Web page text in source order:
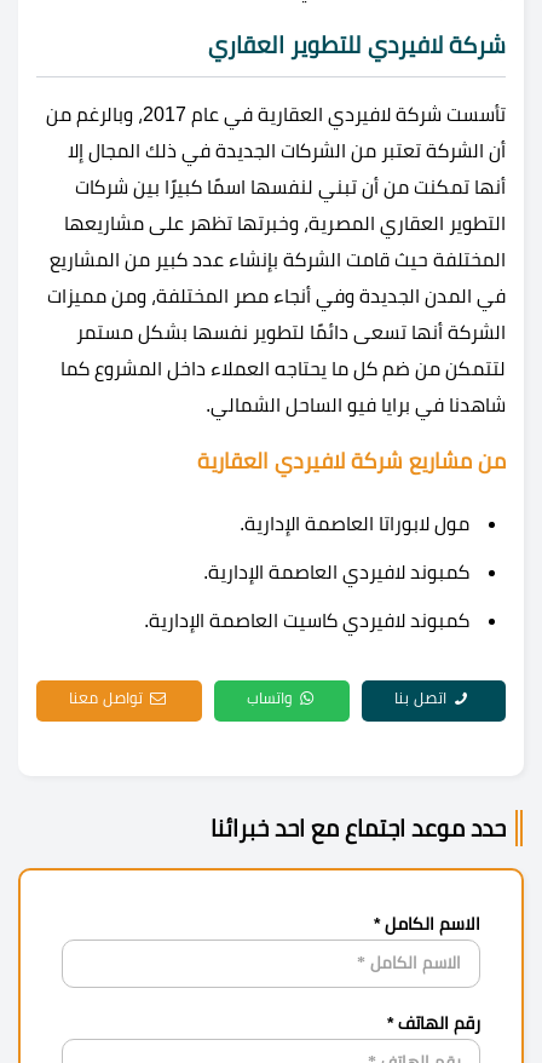
شركة لافيردي للتطوير العقاري
تأسست شركة لافيردي العقارية في عام 2017، وبالرغم من
أن الشركة تعتبر من الشركات الجديدة في ذلك المجال إلا
أنها تمكنت من أن تبني لنفسها اسمًا كبيرًا بين شركات
التطوير العقاري المصرية، وخبرتها تظهر على مشاريعها
المختلفة حيث قامت الشركة بإنشاء عدد كبير من المشاريع
في المدن الجديدة وفي أنجاء مصر المختلفة، ومن مميزات
الشركة أنها تسعى دائمًا لتطوير نفسها بشكل مستمر
لتتمكن من ضم كل ما يحتاجه العملاء داخل المشروع كما
شاهدنا في برايا فيو الساحل الشمالي.
من مشاريع شركة لافيردي العقارية
مول لابوراتا العاصمة الإدارية.
كمبوند لافيردي العاصمة الإدارية.
كمبوند لافيردي كاسيت العاصمة الإدارية.
اتصل بنا واتساب تواصل معنا
حدد موعد اجتماع مع احد خبرائنا
الاسم الكامل *
رقم الهاتف *